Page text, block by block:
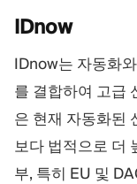
IDnow
IDnow는 자동화
를 결합하여 고급
은 현재 자동화된
보다 법적으로 더
부, 특히 EU 및